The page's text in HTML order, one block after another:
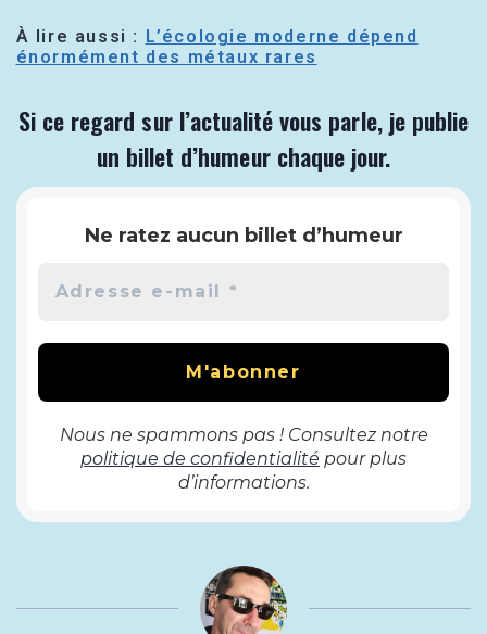
À lire aussi : L’écologie moderne dépend
énormément des métaux rares
Si ce regard sur l’actualité vous parle, je publie
un billet d’humeur chaque jour.
Ne ratez aucun billet d’humeur
Nous ne spammons pas ! Consultez notre
politique de confidentialité pour plus
d’informations.